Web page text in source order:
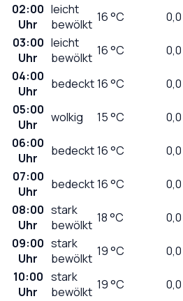
02:00
Uhr
leicht
bewölkt 16°C 0,0
03:00
Uhr
leicht
bewölkt 16°C 0,0
04:00
Uhr
bedeckt16°C 0,0
05:00
Uhr
wolkig 15°C 0,0
06:00
Uhr
bedeckt16°C 0,0
07:00
Uhr
bedeckt16°C 0,0
08:00
Uhr
stark
bewölkt 18°C 0,0
09:00
Uhr
stark
bewölkt 19°C 0,0
10:00
Uhr
stark
bewölkt 19°C 0,0